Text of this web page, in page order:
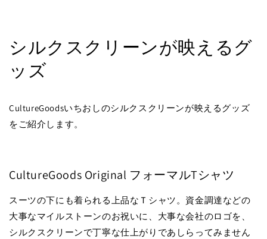
シルクスクリーンが映えるグ
ッズ
CultureGoodsいちおしのシルクスクリーンが映えるグッズ
をご紹介します。
CultureGoods Original フォーマルTシャツ
スーツの下にも着られる上品なＴシャツ。資金調達などの
大事なマイルストーンのお祝いに、大事な会社のロゴを、
シルクスクリーンで丁寧な仕上がりであしらってみません